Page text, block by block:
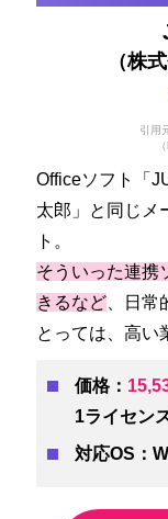
（株
引用
Officeソフト「
太郎」と同じメ
ト。
そういった連携
きるなど 、日
とっては、高い
価格：
1ライセン
対応OS：